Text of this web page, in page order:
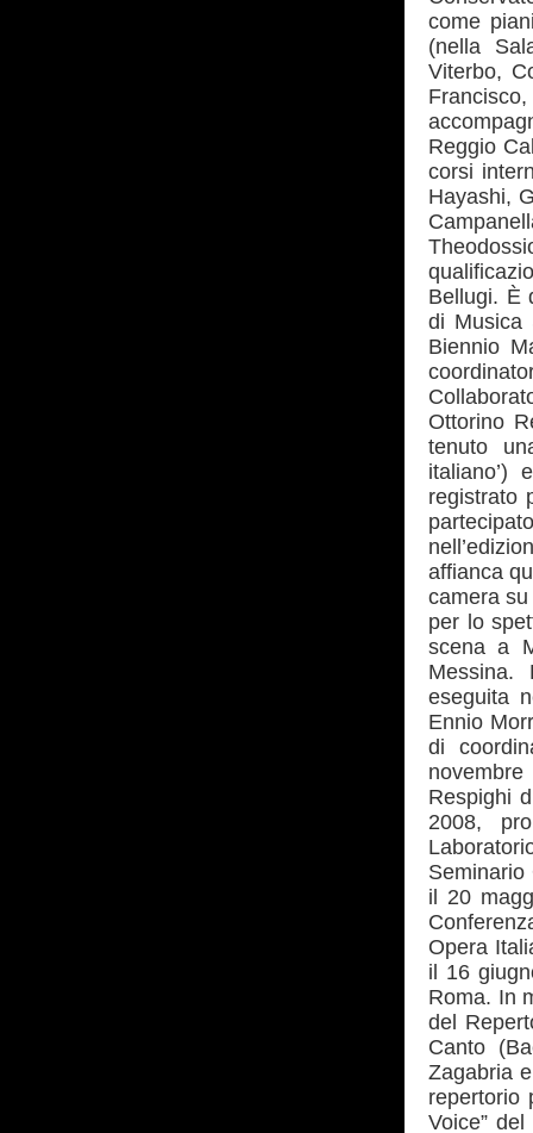
come
(nella
Viterbo,
Reggio
corsi
Hayashi,
Bellugi. È
di Musica
Biennio
Ottorino
tenuto
italiano’)
registrato
affianca
camera
per lo
scena a
Messina.
eseguita
Ennio
di
Respighi
2008,
Seminario
il 20
Opera
il 16
Roma. In
del
Canto
Zagabria
repertorio
Voice”